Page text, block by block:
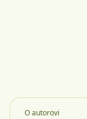
O autorovi